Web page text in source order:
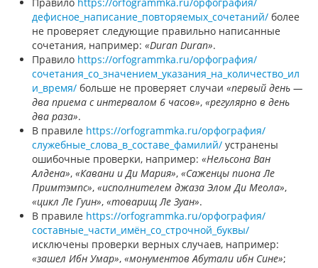
дефисное_написание_повторяемых_сочетаний/ более
не проверяет следующие правильно написанные
сочетания, например: «Duran Duran».
Правило https://orfogrammka.ru/орфография/
сочетания_со_значением_указания_на_количество_ил
и_время/ больше не проверяет случаи «первый день —
два приема с интервалом 6 часов», «регулярно в день
два раза».
В правиле https://orfogrammka.ru/орфография/
служебные_слова_в_составе_фамилий/ устранены
ошибочные проверки, например: «Нельсона Ван
Алдена», «Кавани и Ди Мария», «Саженцы пиона Ле
Примтэмпс», «исполнителем джаза Элом Ди Меола»,
«цикл Ле Гуин», «товарищ Ле Зуан».
В правиле https://orfogrammka.ru/орфография/
составные_части_имён_со_строчной_буквы/
исключены проверки верных случаев, например:
«зашел Ибн Умар», «монументов Абутали ибн Сине»;